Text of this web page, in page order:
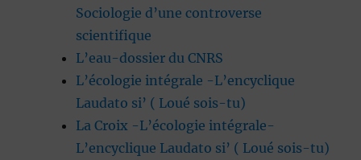
Sociologie d’une controverse
scientifique
L’eau-dossier du CNRS
L’écologie intégrale -L’encyclique
Laudato si’ ( Loué sois-tu)
La Croix -L’écologie intégrale-
L’encyclique Laudato si’ ( Loué sois-tu)